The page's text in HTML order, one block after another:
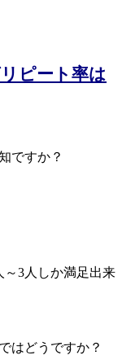
ピート率は
ですか？
～3人しか満足出来
はどうですか？